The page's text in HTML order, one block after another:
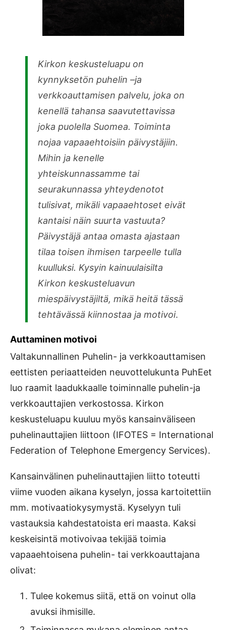
Kirkon keskusteluapu on
kynnyksetön puhelin –ja
verkkoauttamisen palvelu, joka on
kenellä tahansa saavutettavissa
joka puolella Suomea. Toiminta
nojaa vapaaehtoisiin päivystäjiin.
Mihin ja kenelle
yhteiskunnassamme tai
seurakunnassa yhteydenotot
tulisivat, mikäli vapaaehtoset eivät
kantaisi näin suurta vastuuta?
Päivystäjä antaa omasta ajastaan
tilaa toisen ihmisen tarpeelle tulla
kuulluksi. Kysyin kainuulaisilta
Kirkon keskusteluavun
miespäivystäjiltä, mikä heitä tässä
tehtävässä kiinnostaa ja motivoi.
Auttaminen motivoi
Valtakunnallinen Puhelin- ja verkkoauttamisen
eettisten periaatteiden neuvottelukunta PuhEet
luo raamit laadukkaalle toiminnalle puhelin-ja
verkkoauttajien verkostossa. Kirkon
keskusteluapu kuuluu myös kansainväliseen
puhelinauttajien liittoon (IFOTES = International
Federation of Telephone Emergency Services).
Kansainvälinen puhelinauttajien liitto toteutti
viime vuoden aikana kyselyn, jossa kartoitettiin
mm. motivaatiokysymystä. Kyselyyn tuli
vastauksia kahdestatoista eri maasta. Kaksi
keskeisintä motivoivaa tekijää toimia
vapaaehtoisena puhelin- tai verkkoauttajana
olivat:
Tulee kokemus siitä, että on voinut olla
avuksi ihmisille.